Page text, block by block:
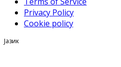
Privacy Policy
Cookie policy
Јазик